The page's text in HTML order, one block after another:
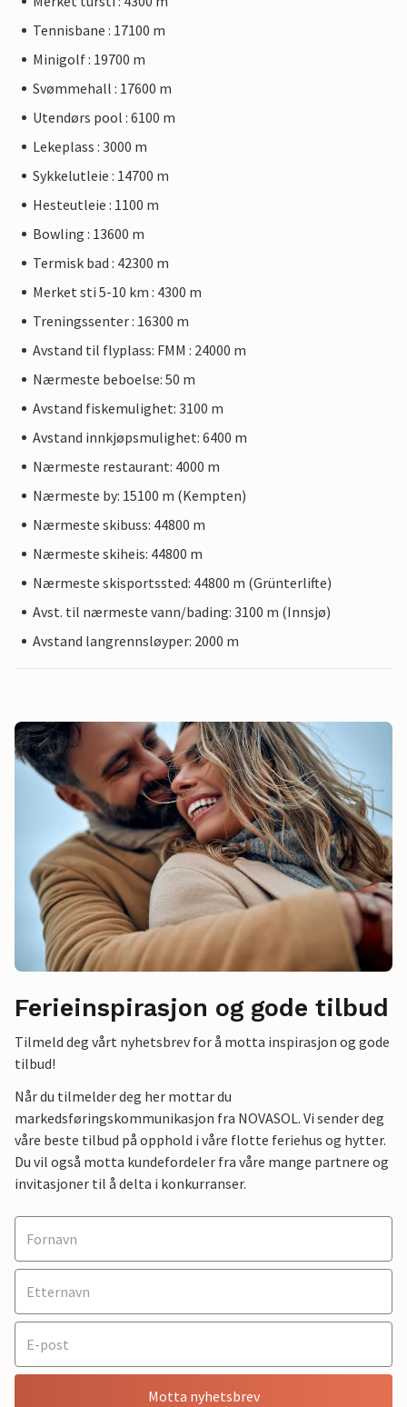
Tennisbane : 17100 m
Minigolf : 19700 m
Svømmehall : 17600 m
Utendørs pool : 6100 m
Lekeplass : 3000 m
Sykkelutleie : 14700 m
Hesteutleie : 1100 m
Bowling : 13600 m
Termisk bad : 42300 m
Merket sti 5-10 km : 4300 m
Treningssenter : 16300 m
Avstand til flyplass: FMM : 24000 m
Nærmeste beboelse: 50 m
Avstand fiskemulighet: 3100 m
Avstand innkjøpsmulighet: 6400 m
Nærmeste restaurant: 4000 m
Nærmeste by: 15100 m (Kempten)
Nærmeste skibuss: 44800 m
Nærmeste skiheis: 44800 m
Nærmeste skisportssted: 44800 m (Grünterlifte)
Avst. til nærmeste vann/bading: 3100 m (Innsjø)
Avstand langrennsløyper: 2000 m
Ferieinspirasjon og gode tilbud
Tilmeld deg vårt nyhetsbrev for å motta inspirasjon og gode
tilbud!
Når du tilmelder deg her mottar du
markedsføringskommunikasjon fra NOVASOL. Vi sender deg
våre beste tilbud på opphold i våre flotte feriehus og hytter.
Du vil også motta kundefordeler fra våre mange partnere og
invitasjoner til å delta i konkurranser.
Motta nyhetsbrev